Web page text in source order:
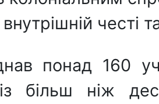
честі
понад 160
із більш ніж